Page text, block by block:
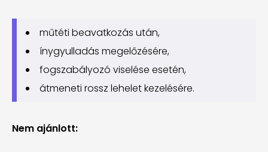
műtéti beavatkozás után,
ínygyulladás megelőzésére,
fogszabályozó viselése esetén,
átmeneti rossz lehelet kezelésére.
Nem ajánlott: